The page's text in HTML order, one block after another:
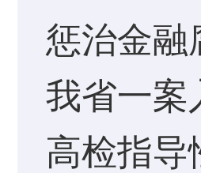
惩治金融
我省一案
高检指导